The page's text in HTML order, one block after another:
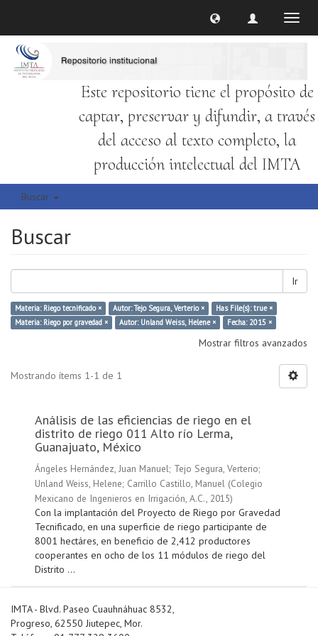
Este repositorio tiene el propósito de
captar, preservar y difundir, a través
del acceso al texto completo, la
producción intelectual del IMTA
Buscar
Buscar
Ir
Materia: Riego tecnificado × Autor: Tejo Segura, Verterio ×
Has File(s): true ×
Materia: Riego por gravedad ×
Autor: Unland Weiss, Helene × Fecha: 2015 ×
Mostrar filtros avanzados
Mostrando ítems 1-1 de 1
Análisis de las eficiencias de riego en el
distrito de riego 011 Alto río Lerma,
Guanajuato, México
Ángeles Hernández, Juan Manuel; Tejo Segura, Verterio;
Unland Weiss, Helene; Carrillo Castillo, Manuel (Colegio
Mexicano de Ingenieros en Irrigación, A.C., 2015)
Con la implantación del Proyecto de Riego por Gravedad
Tecnificado, en una superficie de riego participante de
8001 hectáres, en beneficio de 2,412 productores
cooperantes en ocho de los 11 módulos de riego del
Distrito ...
IMTA - Blvd. Paseo Cuauhnáhuac 8532,
Progreso, 62550 Jiutepec, Mor.